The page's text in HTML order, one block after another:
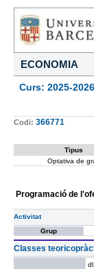
ECONOMIA
Curs: 2025-
Codi: 366771
Tipus
Optativa de
Programació de
Activitat
Grup
Classes
dl.